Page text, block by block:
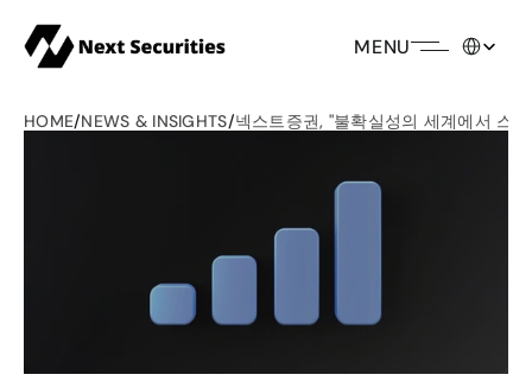
MENU
HOME/NEWS & INSIGHTS/넥스트증권, "불확실성의 세계에서 스